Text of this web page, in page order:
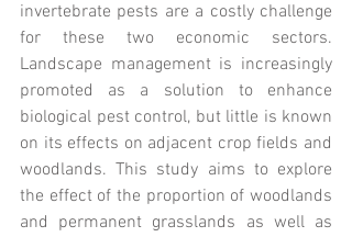
invertebrate pests are a costly challenge
for these two economic sectors.
Landscape management is increasingly
promoted as a solution to enhance
biological pest control, but little is known
on its effects on adjacent crop fields and
woodlands. This study aims to explore
the effect of the proportion of woodlands
and permanent grasslands as well as